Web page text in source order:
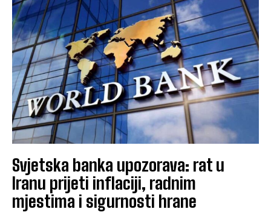
Svjetska banka upozorava: rat u
Iranu prijeti inflaciji, radnim
mjestima i sigurnosti hrane